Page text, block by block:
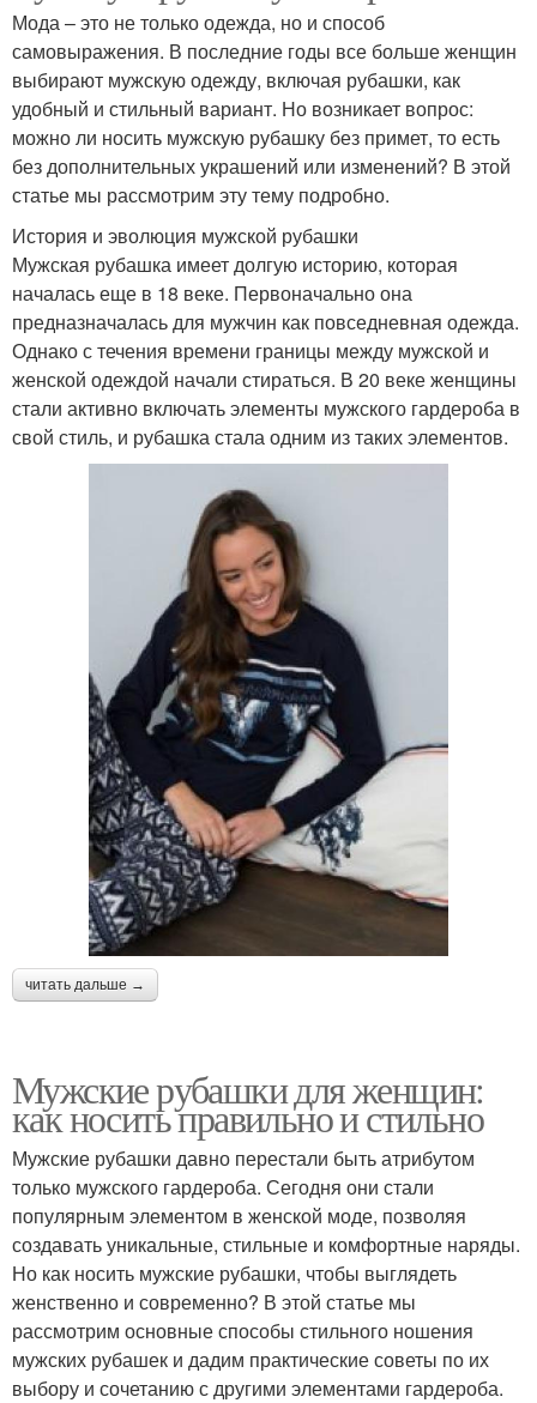
Мода – это не только одежда, но и способ
самовыражения. В последние годы все больше женщин
выбирают мужскую одежду, включая рубашки, как
удобный и стильный вариант. Но возникает вопрос:
можно ли носить мужскую рубашку без примет, то есть
без дополнительных украшений или изменений? В этой
статье мы рассмотрим эту тему подробно.
История и эволюция мужской рубашки
Мужская рубашка имеет долгую историю, которая
началась еще в 18 веке. Первоначально она
предназначалась для мужчин как повседневная одежда.
Однако с течения времени границы между мужской и
женской одеждой начали стираться. В 20 веке женщины
стали активно включать элементы мужского гардероба в
свой стиль, и рубашка стала одним из таких элементов.
читать дальше →
Мужские рубашки для женщин:
как носить правильно и стильно
Мужские рубашки давно перестали быть атрибутом
только мужского гардероба. Сегодня они стали
популярным элементом в женской моде, позволяя
создавать уникальные, стильные и комфортные наряды.
Но как носить мужские рубашки, чтобы выглядеть
женственно и современно? В этой статье мы
рассмотрим основные способы стильного ношения
мужских рубашек и дадим практические советы по их
выбору и сочетанию с другими элементами гардероба.